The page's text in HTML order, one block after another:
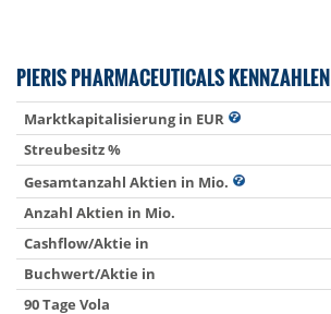
PIERIS PHARMACEUTICALS KENNZAHLEN
Marktkapitalisierung in EUR
Streubesitz %
Gesamtanzahl Aktien in Mio.
Anzahl Aktien in Mio.
Cashflow/Aktie in
Buchwert/Aktie in
90 Tage Vola